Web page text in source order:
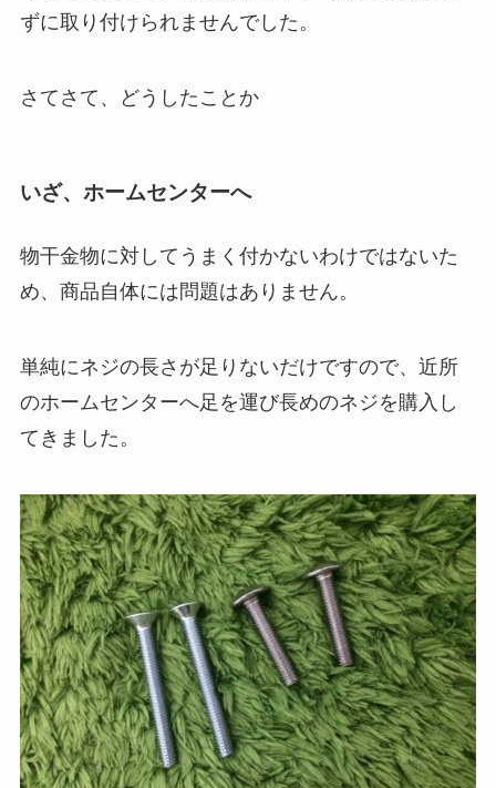
ずに取り付けられませんでした。
さてさて、どうしたことか
いざ、ホームセンターへ
物干金物に対してうまく付かないわけではないた
め、商品自体には問題はありません。
単純にネジの長さが足りないだけですので、近所
のホームセンターへ足を運び長めのネジを購入し
てきました。